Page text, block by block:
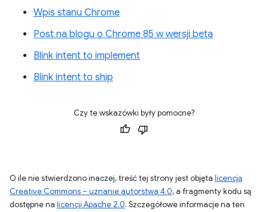
Wpis stanu Chrome
Post na blogu o Chrome 85 w wersji beta
Blink intent to implement
Blink intent to ship
Czy te wskazówki były pomocne?
O ile nie stwierdzono inaczej, treść tej strony jest objęta licencją
Creative Commons – uznanie autorstwa 4.0, a fragmenty kodu są
dostępne na licencji Apache 2.0. Szczegółowe informacje na ten